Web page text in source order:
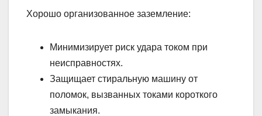
Хорошо организованное заземление:
Минимизирует риск удара током при
неисправностях.
Защищает стиральную машину от
поломок, вызванных токами короткого
замыкания.